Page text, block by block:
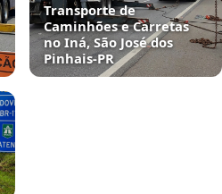
Transporte de
Caminhões e Carretas
no Iná, São José dos
Pinhais‑PR